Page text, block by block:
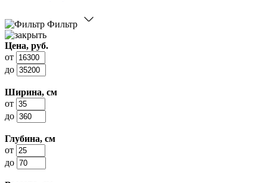
Фильтр
Цена, руб.
от
до
Ширина, см
от
до
Глубина, см
от
до